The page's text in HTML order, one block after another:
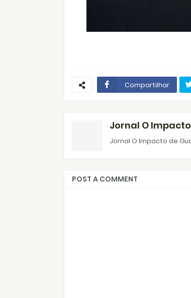
Compartilhar
Jornal O Impacto
Jornal O Impacto de
POST A COMMENT